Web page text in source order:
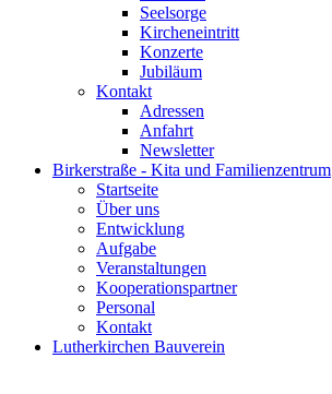
Seelsorge
Kircheneintritt
Konzerte
Jubiläum
Kontakt
Adressen
Anfahrt
Newsletter
Birkerstraße - Kita und Familienzentrum
Startseite
Über uns
Entwicklung
Aufgabe
Veranstaltungen
Kooperationspartner
Personal
Kontakt
Lutherkirchen Bauverein